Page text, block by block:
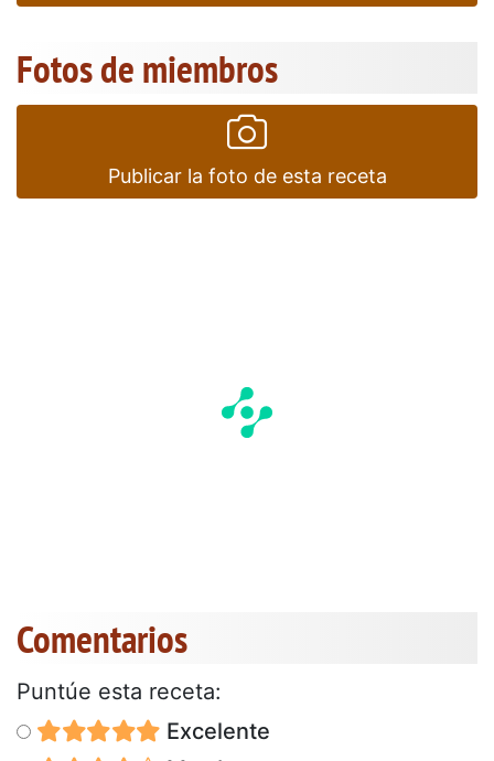
Fotos de miembros
Publicar la foto de esta receta
Comentarios
Puntúe esta receta:
Excelente